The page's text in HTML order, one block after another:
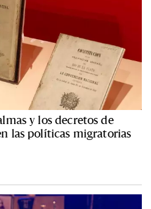
y los decretos de
las políticas migratorias